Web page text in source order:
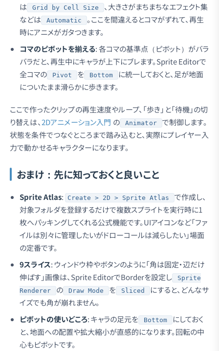
は
Grid by Cell Size
、大きさがまちまちなエフェクト集
などは
Automatic
。ここを間違えるとコマがずれて、再生
時にアニメがガタつきます。
コマのピボットを揃える: 各コマの基準点（ピボット）がバラ
バラだと、再生中にキャラが上下にブレます。Sprite Editorで
全コマの
Pivot を Bottom
に統一しておくと、足が地面
についたまま滑らかに歩きます。
ここで作ったクリップの再生速度やループ、「歩き」と「待機」の切
り替えは、2Dアニメーション入門 の Animator
で制御します。
状態を条件でつなぐところまで踏み込むと、実際にプレイヤー入
力で動かせるキャラクターになります。
おまけ：先に知っておくと良いこと
Sprite Atlas: Create > 2D > Sprite Atlas
で作成し、
対象フォルダを登録するだけで複数スプライトを実行時に1
枚へパッキングしてくれる公式機能です。UIアイコンなど「ファ
イルは別々に管理したいがドローコールは減らしたい」場面
の定番です。
9スライス: ウィンドウ枠やボタンのように「角は固定・辺だけ
伸ばす」画像は、Sprite EditorでBorderを設定し
Sprite
Renderer
の Draw Mode を Sliced
にすると、どんなサ
イズでも角が崩れません。
ピボットの使いどころ: キャラの足元を Bottom
にしておく
と、地面への配置や拡大縮小が直感的になります。回転の中
心もピボットです。